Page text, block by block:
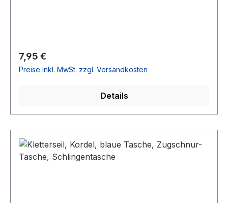
Regulärer Preis:
7,95 €
Preise inkl. MwSt. zzgl. Versandkosten
Details